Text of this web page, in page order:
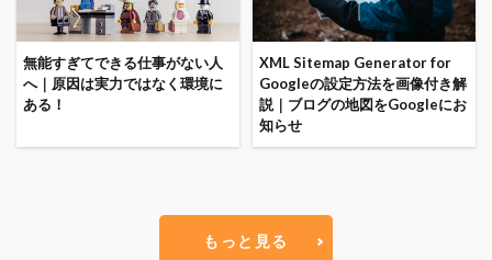
無能すぎてできる仕事がない人
へ｜原因は実力ではなく環境に
ある！
XML Sitemap Generator for
Googleの設定方法を画像付き解
説｜ブログの地図をGoogleにお
知らせ
もっと見る